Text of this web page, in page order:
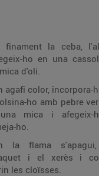
finament la ceba,
ho en una
d'oli.
agafi color, incorpora-
ho amb pebre
mica i afegeix-
ho.
la flama
i el xerès i
les cloïsses.